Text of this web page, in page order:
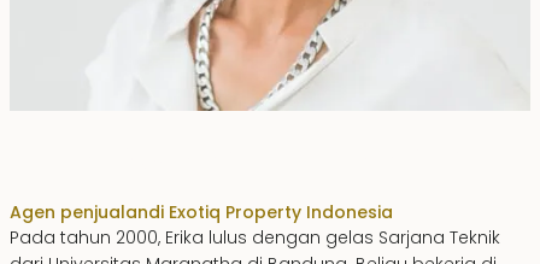
Agen penjualandi Exotiq Property Indonesia
Pada tahun 2000, Erika lulus dengan gelas Sarjana Teknik